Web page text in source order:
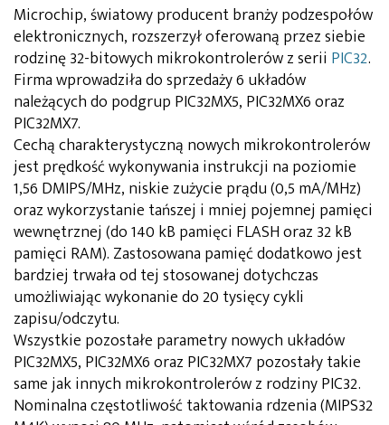
Microchip, światowy producent branży podzespołów
elektronicznych, rozszerzył oferowaną przez siebie
rodzinę 32-bitowych mikrokontrolerów z serii PIC32.
Firma wprowadziła do sprzedaży 6 układów
należących do podgrup PIC32MX5, PIC32MX6 oraz
PIC32MX7.
Cechą charakterystyczną nowych mikrokontrolerów
jest prędkość wykonywania instrukcji na poziomie
1,56 DMIPS/MHz, niskie zużycie prądu (0,5 mA/MHz)
oraz wykorzystanie tańszej i mniej pojemnej pamięci
wewnętrznej (do 140 kB pamięci FLASH oraz 32 kB
pamięci RAM). Zastosowana pamięć dodatkowo jest
bardziej trwała od tej stosowanej dotychczas
umożliwiając wykonanie do 20 tysięcy cykli
zapisu/odczytu.
Wszystkie pozostałe parametry nowych układów
PIC32MX5, PIC32MX6 oraz PIC32MX7 pozostały takie
same jak innych mikrokontrolerów z rodziny PIC32.
Nominalna częstotliwość taktowania rdzenia (MIPS32